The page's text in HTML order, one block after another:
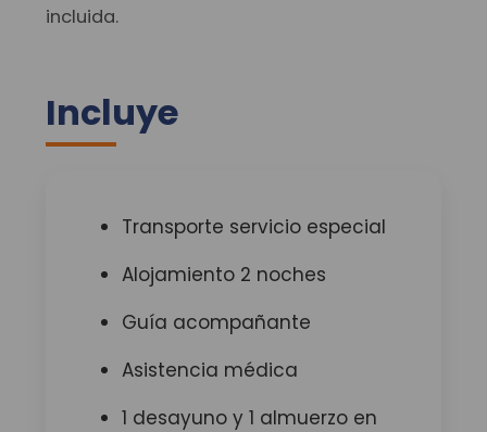
incluida.
Incluye
Transporte servicio especial
Alojamiento 2 noches
Guía acompañante
Asistencia médica
1 desayuno y 1 almuerzo en